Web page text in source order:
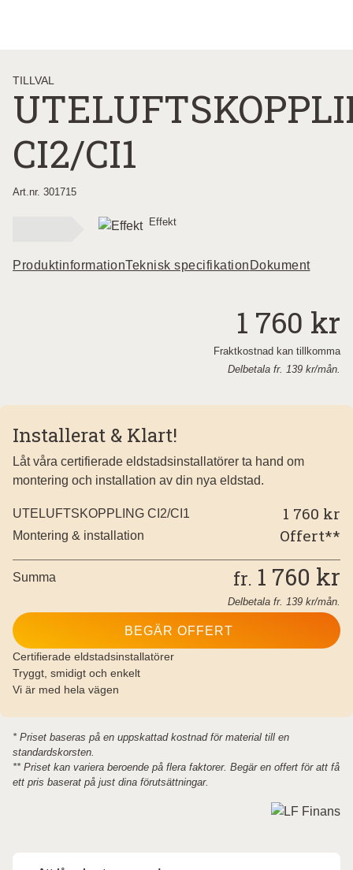
TILLVAL
CI2/CI1
Art.nr. 301715
Effekt
ProduktinformationTeknisk specifikation Dokument
1 760 kr
Fraktkostnad kan tillkomma
Delbetala fr. 139 kr/mån.
Installerat & Klart!
Låt våra certifierade eldstadsinstallatörer ta hand om
montering och installation av din nya eldstad.
UTELUFTSKOPPLING CI2/CI1 1 760 kr
Montering & installation Offert**
Summa fr. 1 760 kr
Delbetala fr. 139 kr/mån.
Certifierade eldstadsinstallatörer
Tryggt, smidigt och enkelt
Vi är med hela vägen
BEGÄR OFFERT
* Priset baseras på en uppskattad kostnad för material till en
standardskorsten.
** Priset kan variera beroende på flera faktorer. Begär en offert för att få
ett pris baserat på just dina förutsättningar.